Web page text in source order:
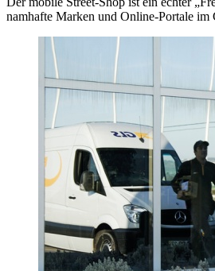
namhafte Marken und Online-Portale im